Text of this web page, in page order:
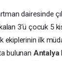
dairesinde
3’ü çocuk 5
ilk
bulunan Antalya